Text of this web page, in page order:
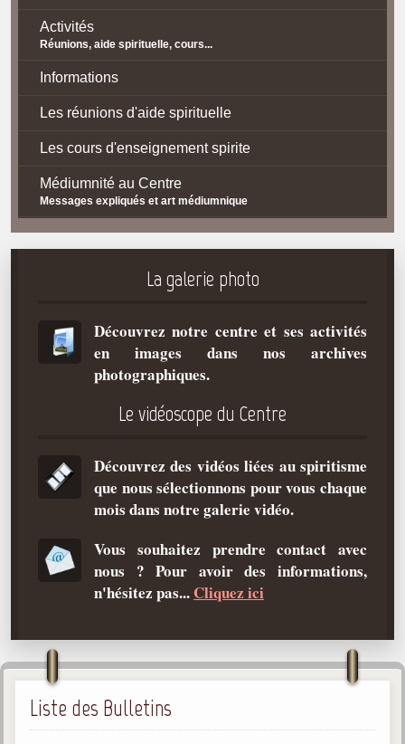
Activités
Réunions, aide spirituelle, cours...
Informations
Les réunions d'aide spirituelle
Les cours d'enseignement spirite
Médiumnité au Centre
Messages expliqués et art médiumnique
Contact / Accès
Plan d'accès
La doctrine Spirite
Qu'est-ce que c'est ?
Les bases du spiritisme
La doctrine d'Allan Kardec
But des manifestations spirites
Médiums
Allan Kardec
1804-1869
Léon Denis
La galerie photo
Découvrez notre centre et ses activités
en images dans nos archives
photographiques.
Le vidéoscope du Centre
Découvrez des vidéos liées au spiritisme
que nous sélectionnons pour vous chaque
mois dans notre galerie vidéo.
Vous souhaitez prendre contact avec
nous ? Pour avoir des informations,
n'hésitez pas... Cliquez ici
Liste des Bulletins